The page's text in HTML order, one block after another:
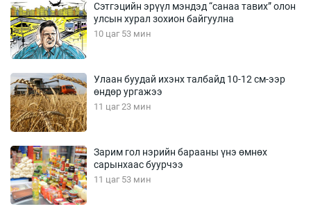
Сэтгэцийн эрүүл мэндэд “санаа тавих” олон
улсын хурал зохион байгуулна
10 цаг 53 мин
Улаан буудай ихэнх талбайд 10-12 см-ээр
өндөр ургажээ
11 цаг 23 мин
Зарим гол нэрийн барааны үнэ өмнөх
сарынхаас буурчээ
11 цаг 53 мин